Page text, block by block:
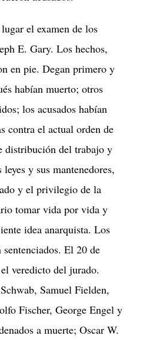
el examen de los
E. Gary. Los hechos,
en pie. Degan primero y
habían muerto; otros
los acusados habían
contra el actual orden de
distribución del trabajo y
y sus mantenedores,
y el privilegio de la
tomar vida por vida y
idea anarquista. Los
El 20 de
veredicto del jurado.
Samuel Fielden,
Fischer, George Engel y
a muerte; Oscar W.